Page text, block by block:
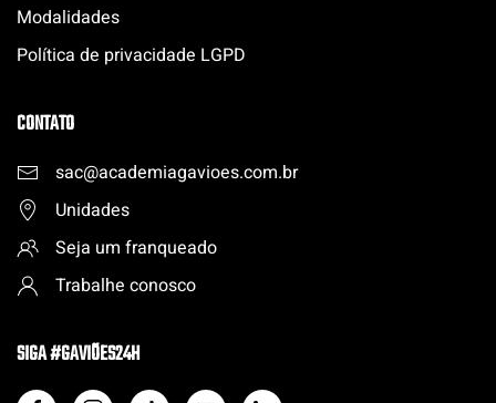
Modalidades
Política de privacidade LGPD
CONTATO
sac@academiagavioes.com.br
Unidades
Seja um franqueado
Trabalhe conosco
SIGA #GAVIÕES24H